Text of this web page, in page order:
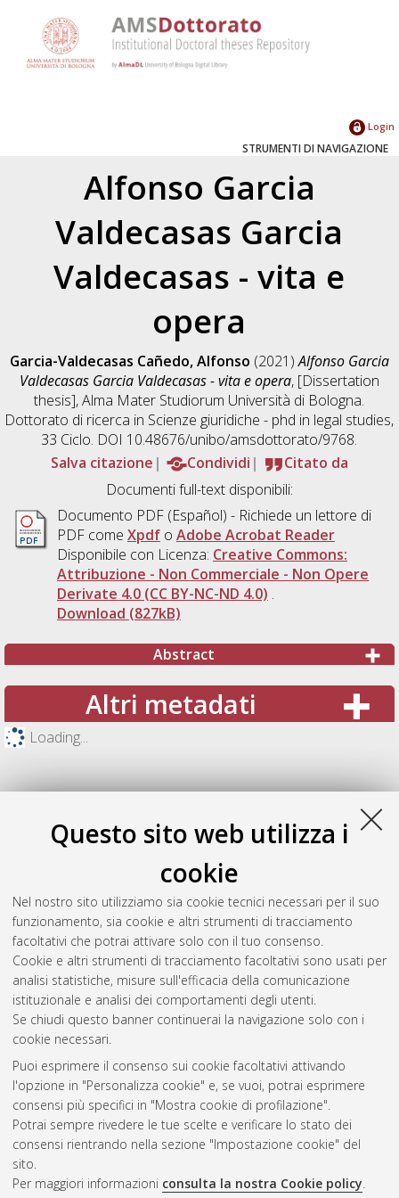
Questo sito web utilizza i
cookie
Nel nostro sito utilizziamo sia cookie tecnici necessari per il suo
funzionamento, sia cookie e altri strumenti di tracciamento
facoltativi che potrai attivare solo con il tuo consenso.
Cookie e altri strumenti di tracciamento facoltativi sono usati per
analisi statistiche, misure sull'efficacia della comunicazione
istituzionale e analisi dei comportamenti degli utenti.
Se chiudi questo banner continuerai la navigazione solo con i
cookie necessari.
Puoi esprimere il consenso sui cookie facoltativi attivando
l'opzione in "Personalizza cookie" e, se vuoi, potrai esprimere
consensi più specifici in "Mostra cookie di profilazione".
Potrai sempre rivedere le tue scelte e verificare lo stato dei
consensi rientrando nella sezione "Impostazione cookie" del
sito.
Per maggiori informazioni consulta la nostra Cookie policy.
Login
STRUMENTI DI NAVIGAZIONE
Alfonso Garcia
Valdecasas Garcia
Valdecasas - vita e
opera
Garcia-Valdecasas Cañedo, Alfonso (2021)Alfonso Garcia
Valdecasas Garcia Valdecasas - vita e opera, [Dissertation
thesis], Alma Mater Studiorum Università di Bologna.
Dottorato di ricerca in Scienze giuridiche - phd in legal studies,
33 Ciclo. DOI 10.48676/unibo/amsdottorato/9768.
Salva citazione
Condividi
Citato da
Documenti full-text disponibili:
Documento PDF(Español) - Richiede un lettore di
PDF come Xpdfo Adobe Acrobat Reader
Disponibile con Licenza: Creative Commons:
Attribuzione - Non Commerciale - Non Opere
Derivate 4.0 (CC BY-NC-ND 4.0) .
Download (827kB)
Abstract
Altri metadati
Loading...
Gestione del documento:
Atom
Rss 1.0
Rss 2.0
ISSN: 2038-7946